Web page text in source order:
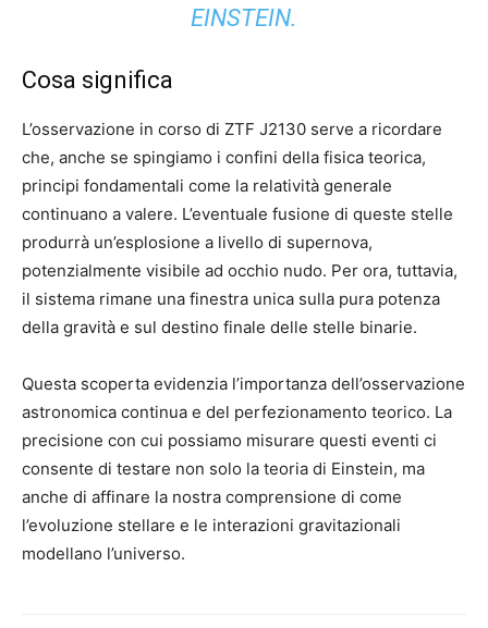
EINSTEIN.
Cosa significa
L’osservazione in corso di ZTF J2130 serve a ricordare
che, anche se spingiamo i confini della fisica teorica,
principi fondamentali come la relatività generale
continuano a valere. L’eventuale fusione di queste stelle
produrrà un’esplosione a livello di supernova,
potenzialmente visibile ad occhio nudo. Per ora, tuttavia,
il sistema rimane una finestra unica sulla pura potenza
della gravità e sul destino finale delle stelle binarie.
Questa scoperta evidenzia l’importanza dell’osservazione
astronomica continua e del perfezionamento teorico. La
precisione con cui possiamo misurare questi eventi ci
consente di testare non solo la teoria di Einstein, ma
anche di affinare la nostra comprensione di come
l’evoluzione stellare e le interazioni gravitazionali
modellano l’universo.